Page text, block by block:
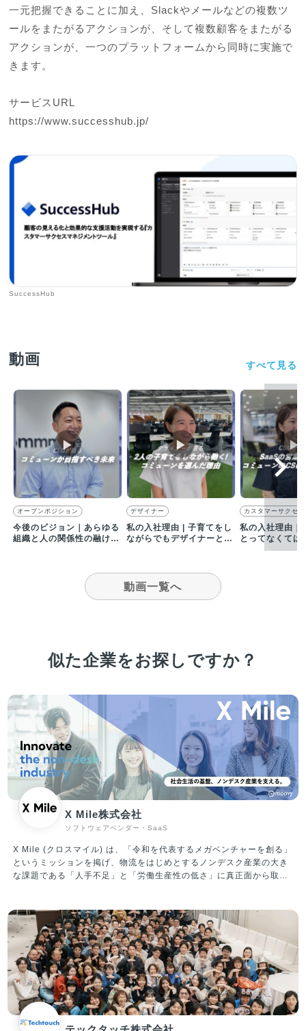
一元把握できることに加え、Slackやメールなどの複数ツ
ールをまたがるアクションが、そして複数顧客をまたがる
アクションが、一つのプラットフォームから同時に実施で
きます。
サービスURL
https://www.successhub.jp/
SuccessHub
動画 すべて見る
▶︎
オープンポジション
今後のビジョン｜あらゆる
組織と人の関係性の融け合
▶︎
デザイナー
私の入社理由 | 子育てをし
ながらでもデザイナーとし
▶︎
カスタマーサクセス
私の入社理由｜
とってなくては
のになる瞬間
動画一覧へ
似た企業をお探しですか？
X Mile株式会社
ソフトウェアベンダー・SaaS
X Mile (クロスマイル) は、「令和を代表するメガベンチャーを創る」
というミッションを掲げ、物流をはじめとするノンデスク産業の大き
な課題である「人手不足」と「労働生産性の低さ」に真正面から取り
事業」と「ITプラットフォーム事業」を軸に事業を推進しています。
①人材プラットフォーム事業 転職したいノンデスクワーカーと企業と
を結びつけるサービスを提供中。現在展開しているサービスは、ノン
デスク事業者向けの人材採用システム『X Work（クロスワーク）』、
物流・自動車整備・建設領域に特化したエージェントの『ドライバー
キャリア』『整備士キャリア』『建職キャリア』を運営しています。
現在、5,000社以上のクライアントと取引しており、業界トップクラ
スの各社からも厚い信頼を寄せられいます。業界に先駆けて成果報酬
型サービスを実施し、導入のしやすさから新たなクライアントを獲得